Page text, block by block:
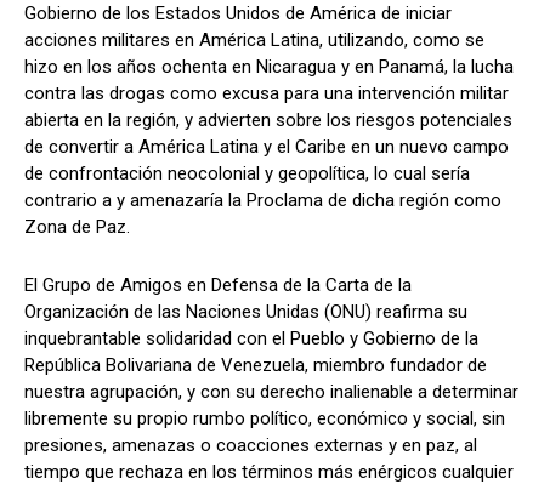
Gobierno de los Estados Unidos de América de iniciar
acciones militares en América Latina, utilizando, como se
hizo en los años ochenta en Nicaragua y en Panamá, la lucha
contra las drogas como excusa para una intervención militar
abierta en la región, y advierten sobre los riesgos potenciales
de convertir a América Latina y el Caribe en un nuevo campo
de confrontación neocolonial y geopolítica, lo cual sería
contrario a y amenazaría la Proclama de dicha región como
Zona de Paz.
El Grupo de Amigos en Defensa de la Carta de la
Organización de las Naciones Unidas (ONU) reafirma su
inquebrantable solidaridad con el Pueblo y Gobierno de la
República Bolivariana de Venezuela, miembro fundador de
nuestra agrupación, y con su derecho inalienable a determinar
libremente su propio rumbo político, económico y social, sin
presiones, amenazas o coacciones externas y en paz, al
tiempo que rechaza en los términos más enérgicos cualquier